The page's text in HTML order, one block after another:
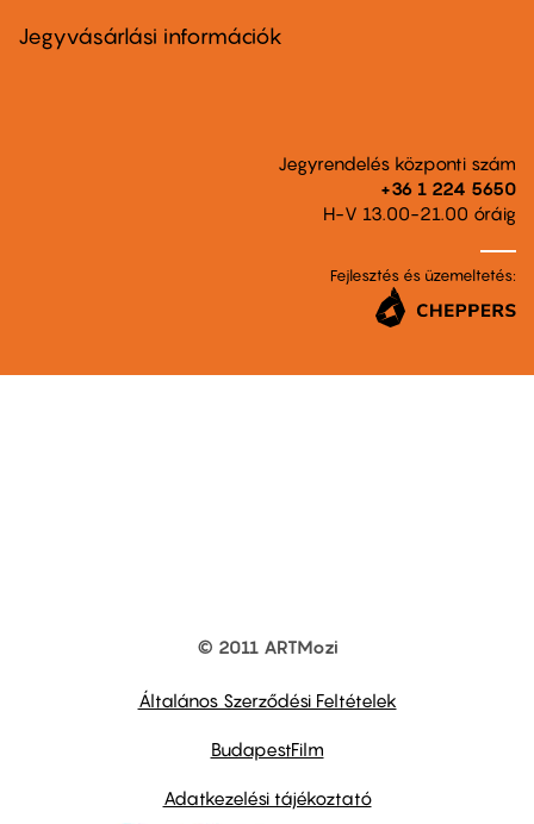
second
Jegyvásárlási információk
Jegyrendelés központi szám
+36 1 224 5650
H-V 13.00-21.00 óráig
Fejlesztés és üzemeltetés:
© 2011 ARTMozi
Általános Szerződési Feltételek
BudapestFilm
Adatkezelési tájékoztató